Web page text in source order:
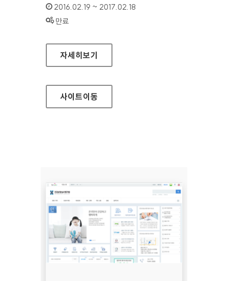
인증기간 :
2016.02.19 ~ 2017.02.18
상태 :
만료
LG SMARTWORLD(TV) 홈페이지
자세히보기
사이트이동